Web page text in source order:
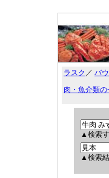
ラスク ／ バ
肉・魚介類
▲検索
▲検索